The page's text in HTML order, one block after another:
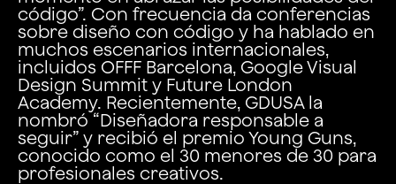
código”. Con frecuencia da conferencias
sobre diseño con código y ha hablado en
muchos escenarios internacionales,
incluidos OFFF Barcelona, Google Visual
Design Summit y Future London
Academy. Recientemente, GDUSA la
nombró “Diseñadora responsable a
seguir” y recibió el premio Young Guns,
conocido como el 30 menores de 30 para
profesionales creativos.